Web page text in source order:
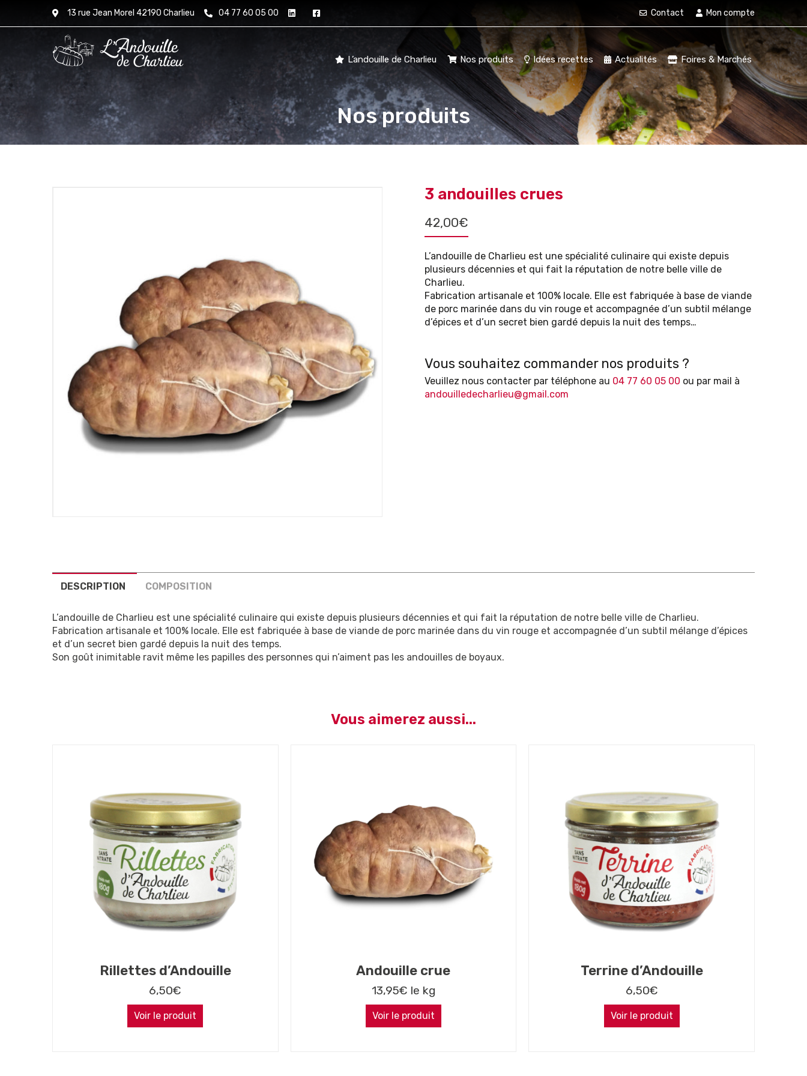
13 rue Jean Morel 42190 Charlieu 04 77 60 05 00 Contact Mon compte
L’andouille de Charlieu Nos produits Idées recettes Actualités Foires & Marchés
Nos produits
3 andouilles crues
42,00€
L’andouille de Charlieu est une spécialité culinaire qui existe depuis
plusieurs décennies et qui fait la réputation de notre belle ville de
Charlieu.
Fabrication artisanale et 100% locale. Elle est fabriquée à base de viande
de porc marinée dans du vin rouge et accompagnée d’un subtil mélange
d’épices et d’un secret bien gardé depuis la nuit des temps…
Vous souhaitez commander nos produits ?
Veuillez nous contacter par téléphone au 04 77 60 05 00 ou par mail à
andouilledecharlieu@gmail.com
DESCRIPTION COMPOSITION
L’andouille de Charlieu est une spécialité culinaire qui existe depuis plusieurs décennies et qui fait la réputation de notre belle ville de Charlieu.
Fabrication artisanale et 100% locale. Elle est fabriquée à base de viande de porc marinée dans du vin rouge et accompagnée d’un subtil mélange d’épices
et d’un secret bien gardé depuis la nuit des temps.
Son goût inimitable ravit même les papilles des personnes qui n’aiment pas les andouilles de boyaux.
Vous aimerez aussi...
Rillettes d’Andouille
6,50€
Voir le produit
Andouille crue
13,95€ le kg
Voir le produit
Terrine d’Andouille
6,50€
Voir le produit